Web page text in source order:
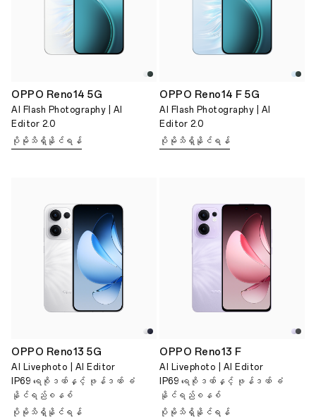
OPPO Reno14 5G
AI Flash Photography | Al
Editor 2.0
ပိုမိုသိရှိနိုင်ရန်
OPPO Reno14 F 5G
AI Flash Photography | Al
Editor 2.0
ပိုမိုသိရှိနိုင်ရန်
OPPO Reno13 5G
AI Livephoto | AI Editor
IP69 ရေစိုဒဏ်နှင့် ဖုန်ဒဏ် ခံ
နိုင်ရည်စနစ်
ပိုမိုသိရှိနိုင်ရန်
OPPO Reno13 F
AI Livephoto | AI Editor
IP69 ရေစိုဒဏ်နှင့် ဖုန်ဒဏ် ခံ
နိုင်ရည်စနစ်
ပိုမိုသိရှိနိုင်ရန်